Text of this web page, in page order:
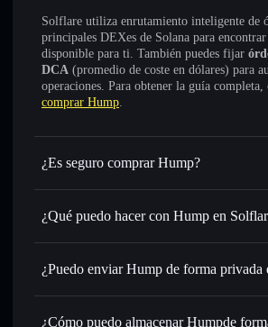
Solflare utiliza enrutamiento inteligente de
principales DEXes de Solana para
disponible para ti. También puedes fijar
DCA (promedio de coste en dólares) para
operaciones. Para obtener la guía completa,
comprar Hump.
¿Es seguro comprar Hump?
Hump no está verificado
¿Qué puedo hacer con Hump en
Hump
cartera de Solflare
Intercambiar al instante: operar con
de órdenes inteligente para el mejor
Establecer órdenes límite: automatizar
¿Puedo enviar Hump de forma privada
agregador
¿Cómo puedo almacenar Humpde